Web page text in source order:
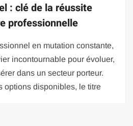
: clé de la réussite
professionnelle
en mutation constante,
incontournable pour évoluer,
dans un secteur porteur.
options disponibles, le titre